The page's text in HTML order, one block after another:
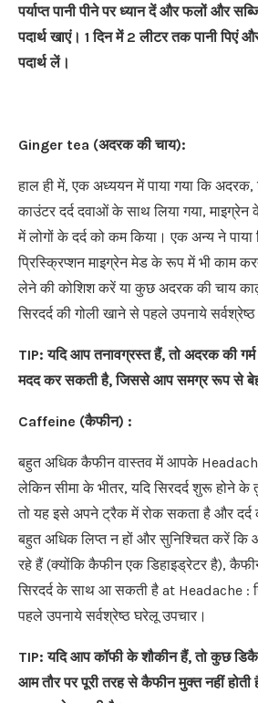
पर्याप्त पानी पीने पर ध्यान दें और फलों और
पदार्थ खाएं। 1दिन में 2लीटर तक पानी पिएं
पदार्थ लें।
Ginger tea (अदरक की चाय):
हाल ही में, एक अध्ययन में पाया गया कि
काउंटर दर्द दवाओं के साथ लिया गया,
में लोगों के दर्द को कम किया। एक अन्य ने
प्रिस्क्रिप्शन माइग्रेन मेड के रूप में भी काम
लेने की कोशिश करें या कुछ अदरक की चाय
सिरदर्द की गोली खाने से पहले उपनाये
TIP:यदि आप तनावग्रस्त हैं,तो अदरक की
मदद कर सकती है,जिससे आप समग्र रूप से
Caffeine (कैफीन) :
बहुत अधिक कैफीन वास्तव में आपके
लेकिन सीमा के भीतर, यदि सिरदर्द शुरू होने के
तो यह इसे अपने ट्रैक में रोक सकता है और
बहुत अधिक लिप्त न हों और सुनिश्चित करें कि
रहे हैं (क्योंकि कैफीन एक डिहाइड्रेटर है),
सिरदर्द के साथ आ सकती है at Headache :
पहले उपनाये सर्वश्रेष्ठ घरेलू उपचार।
TIP:यदि आप कॉफी के शौकीन हैं,तो कुछ
आम तौर पर पूरी तरह से कैफीन मुक्त नहीं